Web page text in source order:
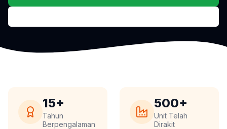
15+
Tahun
Berpengalaman
500+
Unit Telah
Dirakit